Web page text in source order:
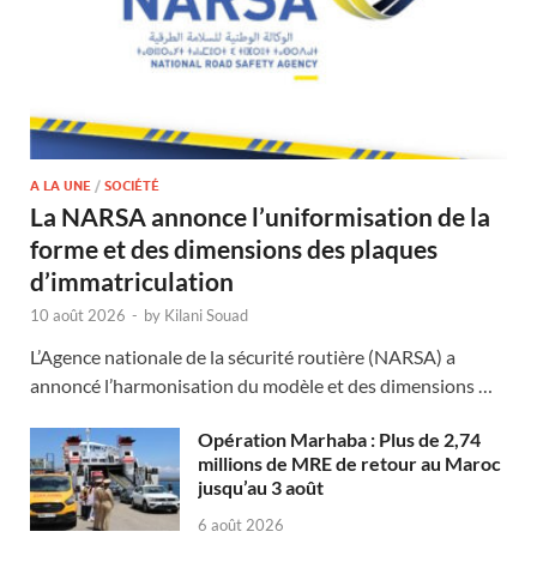
A LA UNE / SOCIÉTÉ
La NARSA annonce l’uniformisation de la
forme et des dimensions des plaques
d’immatriculation
10 août 2026 - by Kilani Souad
L’Agence nationale de la sécurité routière (NARSA) a
annoncé l’harmonisation du modèle et des dimensions …
Opération Marhaba : Plus de 2,74
millions de MRE de retour au Maroc
jusqu’au 3 août
6 août 2026